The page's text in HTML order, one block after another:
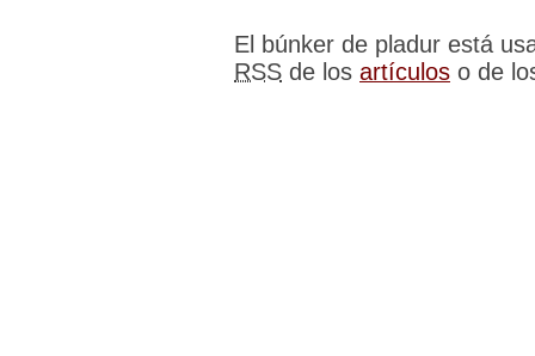
El búnker de pladur está
RSS de los artículos o de